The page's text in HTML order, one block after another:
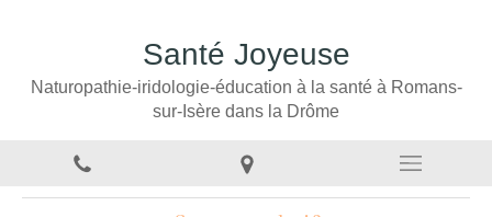
Santé Joyeuse
Naturopathie-iridologie-éducation à la santé à Romans-
sur-Isère dans la Drôme